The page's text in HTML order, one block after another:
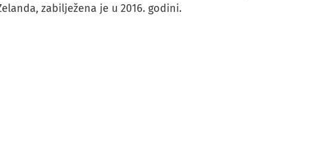
zabilježena je u 2016. godini.